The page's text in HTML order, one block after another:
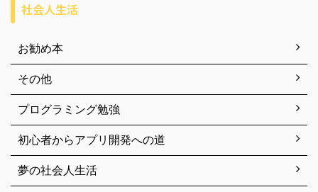
社会人生活
お勧め本
その他
プログラミング勉強
初心者からアプリ開発への道
夢の社会人生活